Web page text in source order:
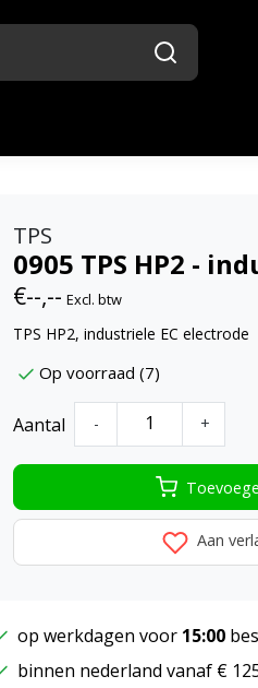
TPS
0905 TPS HP2 -
€--,-- Excl. btw
TPS HP2, industriele EC electrode
Op voorraad (7)
Aantal - +
Aan
op werkdagen voor 15:00
binnen nederland vanaf €